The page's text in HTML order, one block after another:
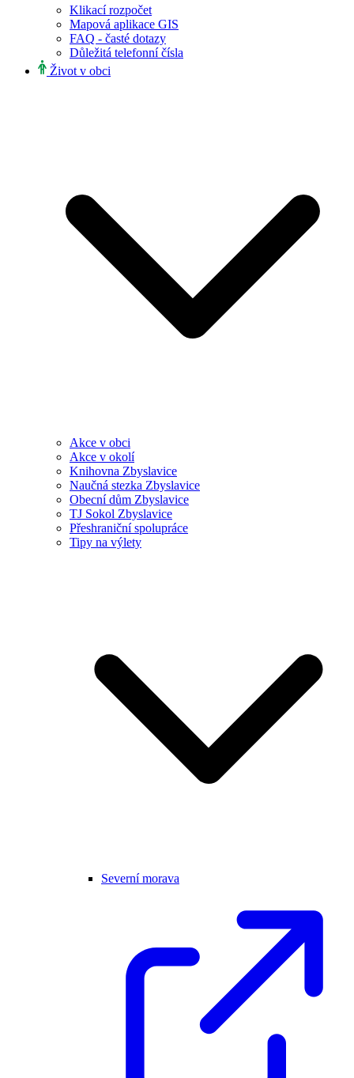
Klikací rozpočet
Mapová aplikace GIS
FAQ - časté dotazy
Důležitá telefonní čísla
Život v obci
Akce v obci
Akce v okolí
Knihovna Zbyslavice
Naučná stezka Zbyslavice
Obecní dům Zbyslavice
TJ Sokol Zbyslavice
Přeshraniční spolupráce
Tipy na výlety
Severní morava